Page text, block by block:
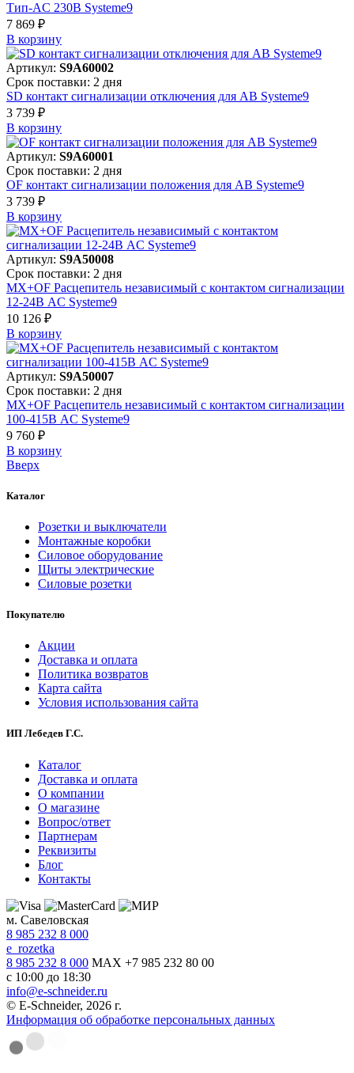
Тип-AC 230В Systeme9
7 869 ₽
В корзинy
Артикул: S9A60002
Срок поставки: 2 дня
SD контакт сигнализации отключения для АВ Systeme9
3 739 ₽
В корзинy
Артикул: S9A60001
Срок поставки: 2 дня
OF контакт сигнализации положения для АВ Systeme9
3 739 ₽
В корзинy
Артикул: S9A50008
Срок поставки: 2 дня
MX+OF Расцепитель независимый с контактом сигнализации
12-24В AC Systeme9
10 126 ₽
В корзинy
Артикул: S9A50007
Срок поставки: 2 дня
MX+OF Расцепитель независимый с контактом сигнализации
100-415В AC Systeme9
9 760 ₽
В корзинy
Вверх
Каталог
Розетки и выключатели
Монтажные коробки
Силовое оборудование
Щиты электрические
Силовые розетки
Покупателю
Акции
Доставка и оплата
Политика возвратов
Карта сайта
Условия использования сайта
ИП Лебедев Г.С.
Каталог
Доставка и оплата
О компании
О магазине
Вопрос/ответ
Партнерам
Реквизиты
Блог
Контакты
м. Савеловская
8 985 232 8 000
e_rozetka
8 985 232 8 000 MAX +7 985 232 80 00
с 10:00 до 18:30
info@e-schneider.ru
© E-Schneider, 2026 г.
Информация об обработке персональных данных